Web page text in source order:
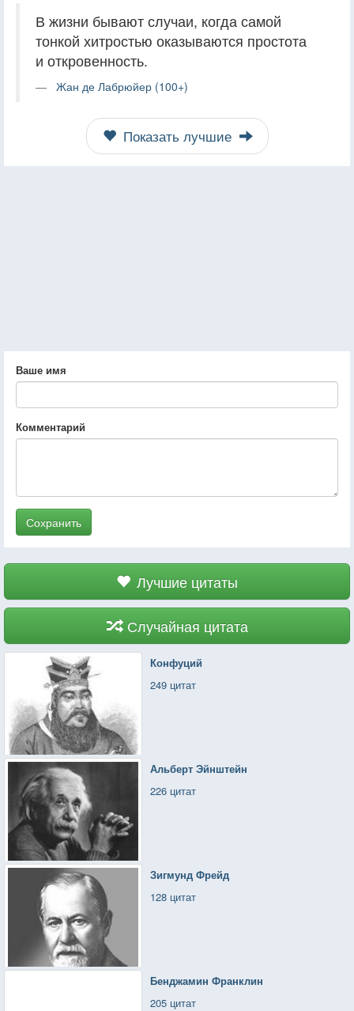
В жизни бывают случаи, когда самой
тонкой хитростью оказываются простота
и откровенность.
Жан де Лабрюйер (100+)
Показать лучшие
Ваше имя
Комментарий
Сохранить
Лучшие цитаты
Случайная цитата
Конфуций
249 цитат
Альберт Эйнштейн
226 цитат
Зигмунд Фрейд
128 цитат
Бенджамин Франклин
205 цитат